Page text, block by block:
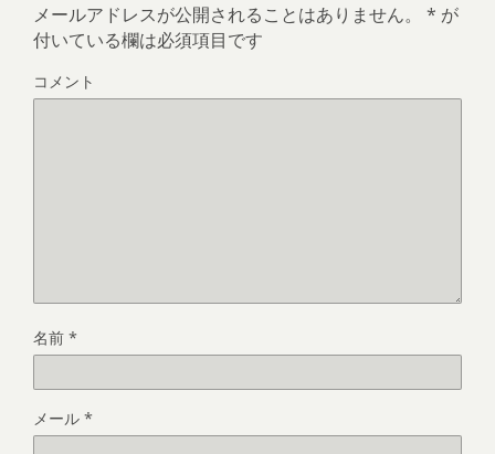
メールアドレスが公開されることはありません。 * が
付いている欄は必須項目です
コメント
名前 *
メール *